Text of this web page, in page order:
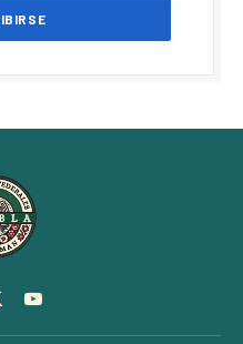
YouTube